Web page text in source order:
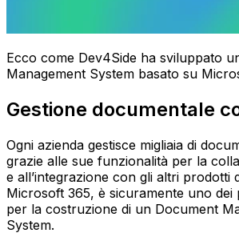
Ecco come Dev4Side ha sviluppato
Management System basato su
Gestione documentale
Ogni azienda gestisce migliaia di
grazie alle sue funzionalità per la
e all’integrazione con gli altri prodotti
Microsoft 365, è sicuramente uno dei
per la costruzione di un Document
System.